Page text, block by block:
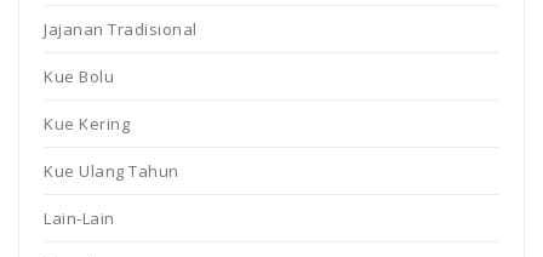
Jajanan Tradisional
Kue Bolu
Kue Kering
Kue Ulang Tahun
Lain-Lain